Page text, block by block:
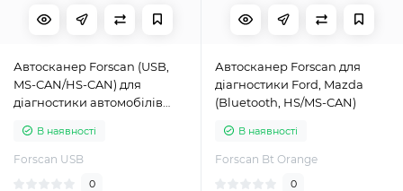
Автосканер Forscan (USB,
MS-CAN/HS-CAN) для
діагностики автомобілів
В наявності
Forscan USB
0
Автосканер Forscan для
діагностики Ford, Mazda
(Bluetooth, HS/MS-CAN)
В наявності
Forscan Bt Orange
0